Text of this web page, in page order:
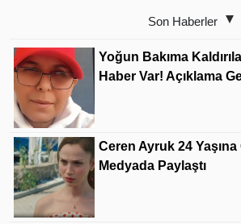
Son Haberler
Yoğun Bakıma
Haber Var! Açıklama
Ceren Ayruk 24
Medyada Paylaştı